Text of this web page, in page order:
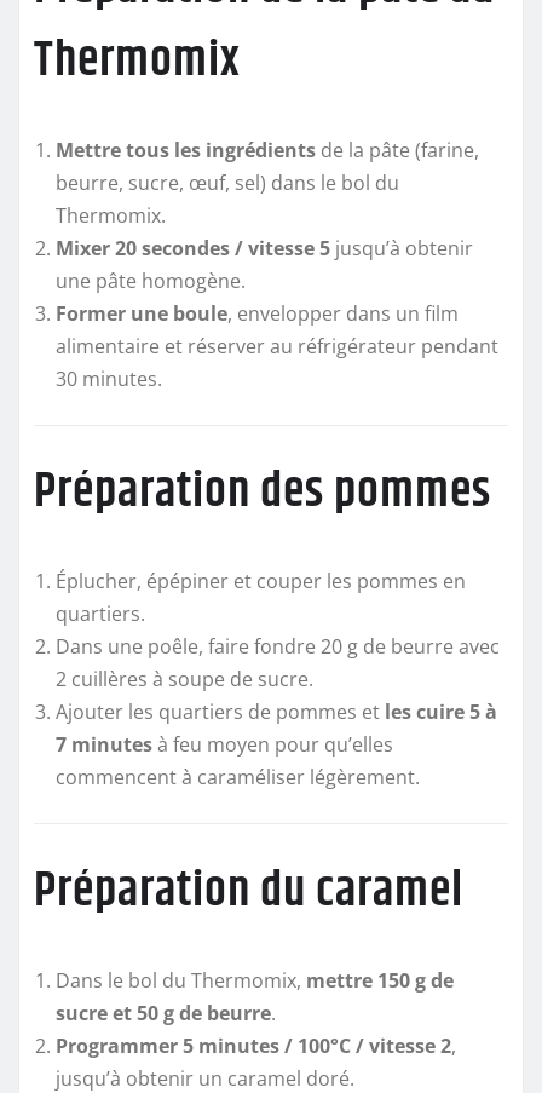
Thermomix
Mettre tous les ingrédients de la pâte (farine,
beurre, sucre, œuf, sel) dans le bol du
Thermomix.
Mixer 20 secondes / vitesse 5 jusqu’à obtenir
une pâte homogène.
Former une boule, envelopper dans un film
alimentaire et réserver au réfrigérateur pendant
30 minutes.
Préparation des pommes
Éplucher, épépiner et couper les pommes en
quartiers.
Dans une poêle, faire fondre 20 g de beurre avec
2 cuillères à soupe de sucre.
Ajouter les quartiers de pommes et les cuire 5 à
7 minutesà feu moyen pour qu’elles
commencent à caraméliser légèrement.
Préparation du caramel
Dans le bol du Thermomix, mettre 150 g de
sucre et 50 g de beurre.
Programmer 5 minutes / 100°C / vitesse 2,
jusqu’à obtenir un caramel doré.